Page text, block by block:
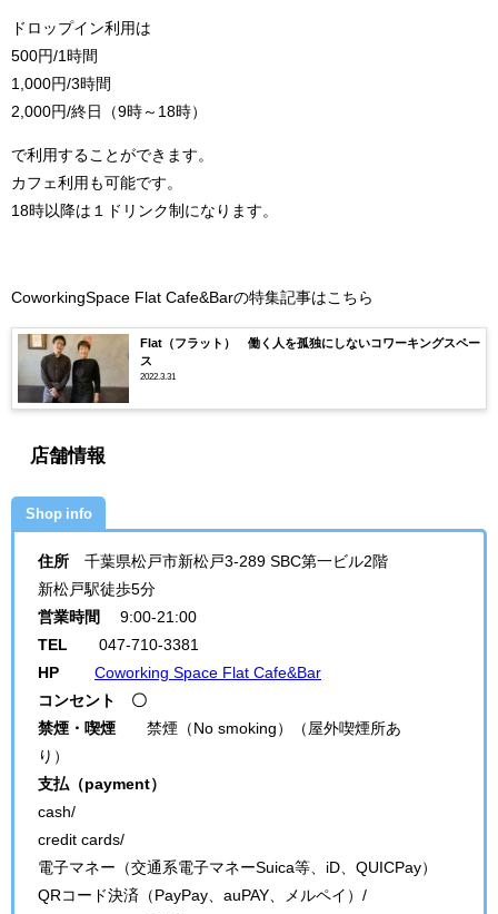
ドロップイン利用は
500円/1時間
1,000円/3時間
2,000円/終日（9時～18時）
で利用することができます。
カフェ利用も可能です。
18時以降は１ドリンク制になります。
CoworkingSpace Flat Cafe&Barの特集記事はこちら
Flat（フラット） 働く人を孤独にしないコワーキングスペー
ス
2022.3.31
店舗情報
Shop info
住所 千葉県松戸市新松戸3-289 SBC第一ビル2階
新松戸駅徒歩5分
営業時間
9:00-21:00
TEL 047-710-3381
HP
Coworking Space Flat Cafe&Bar
コンセント 〇
禁煙・喫煙 禁煙（No smoking）（屋外喫煙所あ
り）
支払（payment）
cash/
credit cards/
電子マネー（交通系電子マネーSuica等、iD、QUICPay）
QRコード決済（PayPay、auPAY、メルペイ）/